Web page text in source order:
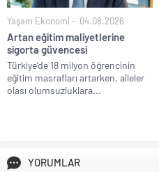
Yaşam Ekonomi 04.08.2026
Artan eğitim maliyetlerine
sigorta güvencesi
Türkiye’de 18 milyon öğrencinin
eğitim masrafları artarken, aileler
olası olumsuzluklara...
YORUMLAR